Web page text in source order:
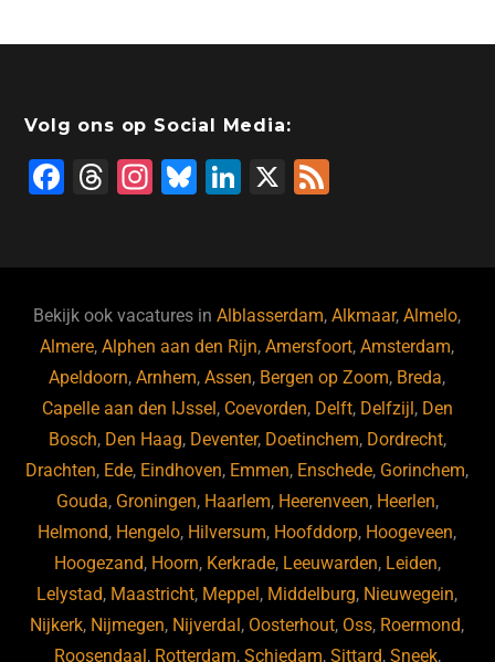
Volg ons op Social Media:
F
b
o
o
k
T
d
s
In
a
m
Bl
ky
Li
dI
n
X
Bekijk ook vacatures inAlblasserdam,Alkmaar,Almelo,
Almere,Alphen aan den Rijn,Amersfoort,Amsterdam,
Apeldoorn,Arnhem,Assen, Bergen op Zoom, Breda,
Capelle aan den IJssel , Coevorden, Delft, Delfzijl , Den
Bosch, Den Haag, Deventer, Doetinchem, Dordrecht,
Drachten, Ede, Eindhoven, Emmen, Enschede, Gorinchem,
Gouda, Groningen, Haarlem, Heerenveen, Heerlen,
Helmond, Hengelo, Hilversum, Hoofddorp, Hoogeveen,
Hoogezand, Hoorn, Kerkrade, Leeuwarden, Leiden,
Lelystad, Maastricht, Meppel , Middelburg, Nieuwegein,
Nijkerk, Nijmegen, Nijverdal , Oosterhout, Oss, Roermond,
Roosendaal , Rotterdam, Schiedam, Sittard, Sneek,